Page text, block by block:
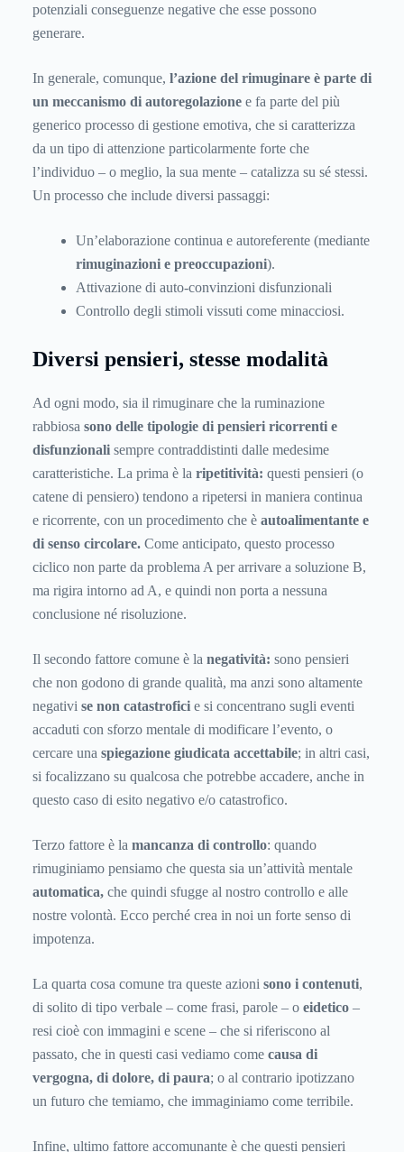
potenziali conseguenze negative che esse possono
generare.
In generale, comunque, l’azione del rimuginare è parte di
un meccanismo di autoregolazione e fa parte del più
generico processo di gestione emotiva, che si caratterizza
da un tipo di attenzione particolarmente forte che
l’individuo – o meglio, la sua mente – catalizza su sé stessi.
Un processo che include diversi passaggi:
Un’elaborazione continua e autoreferente (mediante
rimuginazioni e preoccupazioni).
Attivazione di auto-convinzioni disfunzionali
Controllo degli stimoli vissuti come minacciosi.
Diversi pensieri, stesse modalità
Ad ogni modo, sia il rimuginare che la ruminazione
rabbiosa sono delle tipologie di pensieri ricorrenti e
disfunzionali sempre contraddistinti dalle medesime
caratteristiche. La prima è la ripetitività: questi pensieri (o
catene di pensiero) tendono a ripetersi in maniera continua
e ricorrente, con un procedimento che è autoalimentante e
di senso circolare. Come anticipato, questo processo
ciclico non parte da problema A per arrivare a soluzione B,
ma rigira intorno ad A, e quindi non porta a nessuna
conclusione né risoluzione.
Il secondo fattore comune è la negatività: sono pensieri
che non godono di grande qualità, ma anzi sono altamente
negativi se non catastrofici e si concentrano sugli eventi
accaduti con sforzo mentale di modificare l’evento, o
cercare una spiegazione giudicata accettabile; in altri casi,
si focalizzano su qualcosa che potrebbe accadere, anche in
questo caso di esito negativo e/o catastrofico.
Terzo fattore è la mancanza di controllo: quando
rimuginiamo pensiamo che questa sia un’attività mentale
automatica, che quindi sfugge al nostro controllo e alle
nostre volontà. Ecco perché crea in noi un forte senso di
impotenza.
La quarta cosa comune tra queste azioni sono i contenuti,
di solito di tipo verbale – come frasi, parole – o eidetico –
resi cioè con immagini e scene – che si riferiscono al
passato, che in questi casi vediamo come causa di
vergogna, di dolore, di paura; o al contrario ipotizzano
un futuro che temiamo, che immaginiamo come terribile.
Infine, ultimo fattore accomunante è che questi pensieri